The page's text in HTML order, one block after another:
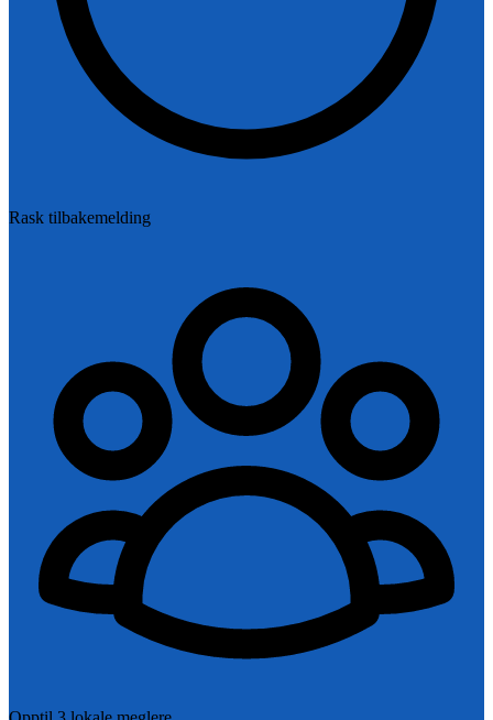
Rask tilbakemelding